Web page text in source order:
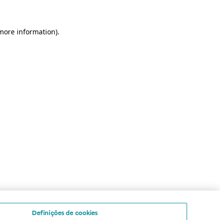
information).
Definições de cookies